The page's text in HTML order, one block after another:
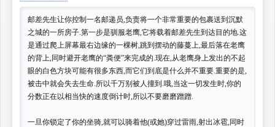
邮差先生让你控制一名邮递员,负责将一个非常重要的包裹送到沉默
之城的一所房子.第一步是驯服老鹰,它将载着邮差先生到达目的地.这
是通过爬上屏幕最右边缘的一棵树,跳到摆动的藤蔓上,最后落在老鹰
的背上,同时避开老鹰的“粪便”来完成的.现在,从老鹰身上发出的不起
眼的白色方块可能有很多东西,而它们到底是什么并不重要.重要的是,
被击中就会失去生命.所以千万别被人撞到.哦,当这一切发生时,你的
分数正在以相当快的速度倒计时,所以不要磨磨蹭蹭.
一旦你锁定了你的坐骑,就可以骑着他(或她)穿过雷雨,射出冰雹,同时